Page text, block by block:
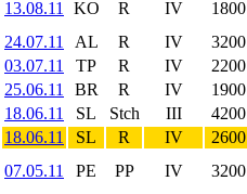
13.08.11 KO R IV 1800
24.07.11
AL R IV 3200
03.07.11
TP R IV 2200
25.06.11
BR R IV 1900
18.06.11
SL Stch III 4200
18.06.11
SL R IV 2600
07.05.11
PE PP IV 3200